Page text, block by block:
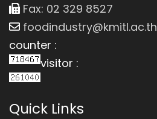
Fax: 02 329 8527
foodindustry@kmitl.ac.th
counter :
visitor :
Quick Links